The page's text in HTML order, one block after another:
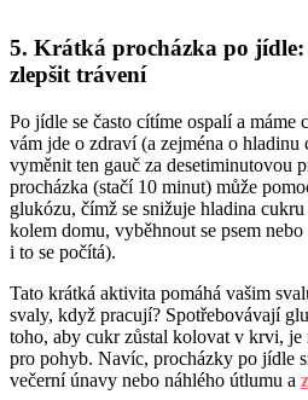
5. Krátká procházka po
zlepšit trávení
Po jídle se často cítíme ospalí a
vám jde o zdraví (a zejména o
vyměnit ten gauč za desetiminutovou
procházka (stačí 10 minut) může
glukózu, čímž se snižuje hladina
kolem domu, vyběhnout se psem
i to se počítá).
Tato krátká aktivita pomáhá vašim
svaly, když pracují? Spotřebovávají
toho, aby cukr zůstal kolovat v krvi,
pro pohyb. Navíc, procházky po jídle
večerní únavy nebo náhlého útlumu a